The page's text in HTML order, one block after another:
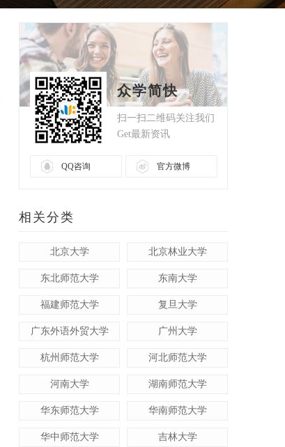
众学简快
扫一扫二维码关注我们
Get最新资讯
QQ咨询 官方微博
相关分类
北京大学 北京林业大学
东北师范大学 东南大学
福建师范大学 复旦大学
广东外语外贸大学 广州大学
杭州师范大学 河北师范大学
河南大学 湖南师范大学
华东师范大学 华南师范大学
华中师范大学 吉林大学